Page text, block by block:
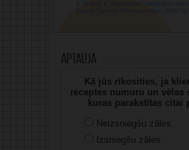
Aptauja
Kā jūs rīkosities, ja
receptes numuru un vēlas
kuras parakstītas citai
Neizsniegšu zāles.
Izsniegšu zāles.